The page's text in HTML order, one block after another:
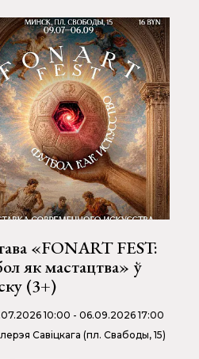
«FONART FEST:
як мастацтва» ў
(3+)
10:00 - 06.09.2026 17:00
Савіцкага (пл. Свабоды, 15)